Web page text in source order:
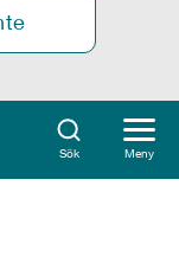
Sök Meny